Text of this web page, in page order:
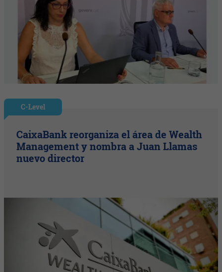
C-Level
CaixaBank reorganiza el área de Wealth
Management y nombra a Juan Llamas
nuevo director